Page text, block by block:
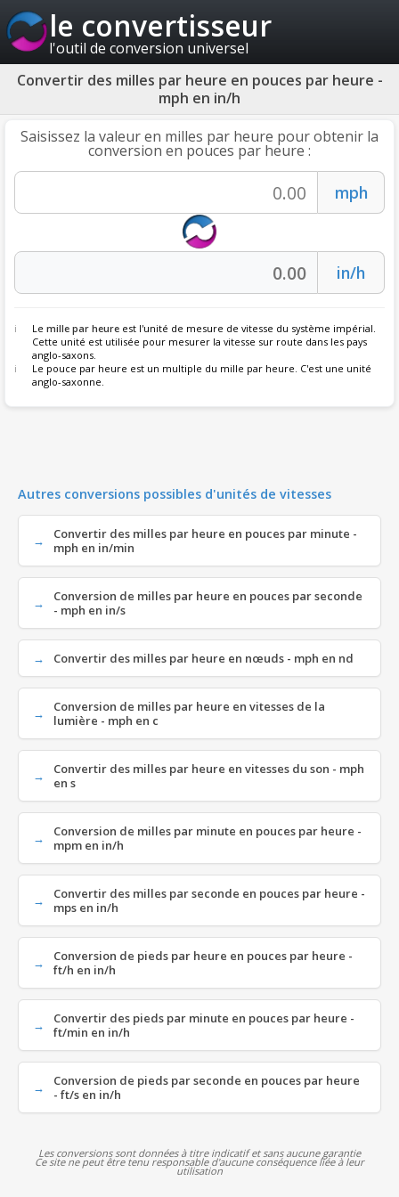
le convertisseur
l'outil de conversion universel
Convertir des milles par heure en pouces par heure -
mph en in/h
Saisissez la valeur en milles par heure pour obtenir la
conversion en pouces par heure :
Le mille par heure est l'unité de mesure de vitesse du système impérial.
Cette unité est utilisée pour mesurer la vitesse sur route dans les pays
anglo-saxons.
Le pouce par heure est un multiple du mille par heure. C'est une unité
anglo-saxonne.
Autres conversions possibles d'unités de vitesses
Convertir des milles par heure en pouces par minute -
mph en in/min
Conversion de milles par heure en pouces par seconde
- mph en in/s
Convertir des milles par heure en nœuds - mph en nd
Conversion de milles par heure en vitesses de la
lumière - mph en c
Convertir des milles par heure en vitesses du son - mph
en s
Conversion de milles par minute en pouces par heure -
mpm en in/h
Convertir des milles par seconde en pouces par heure -
mps en in/h
Conversion de pieds par heure en pouces par heure -
ft/h en in/h
Convertir des pieds par minute en pouces par heure -
ft/min en in/h
Conversion de pieds par seconde en pouces par heure
- ft/s en in/h
Les conversions sont données à titre indicatif et sans aucune garantie
Ce site ne peut être tenu responsable d'aucune conséquence liée à leur
utilisation